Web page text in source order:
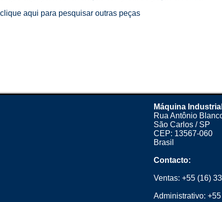
clique aqui para pesquisar outras peças
Máquina
Rua Antônio
São Carlos / SP
CEP: 13567-060
Brasil
Contacto:
Ventas: +55 (16)
Administrativo: